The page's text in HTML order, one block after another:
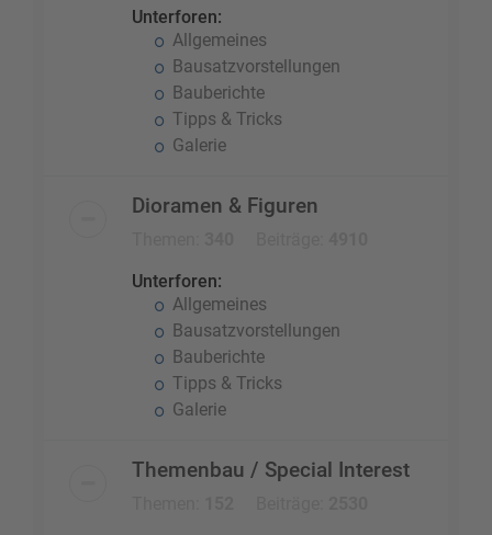
Unterforen:
Allgemeines
Bausatzvorstellungen
Bauberichte
Tipps & Tricks
Galerie
Dioramen & Figuren
Unterforen:
Allgemeines
Bausatzvorstellungen
Bauberichte
Tipps & Tricks
Galerie
Themenbau / Special Interest